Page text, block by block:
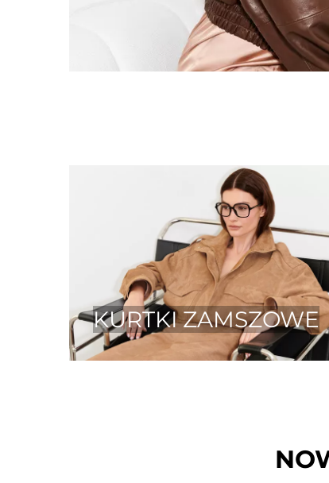
KURTKI ZAMSZOWE